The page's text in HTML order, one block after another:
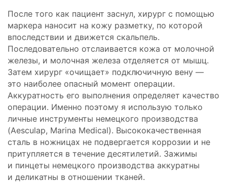
После того как пациент заснул, хирург с помощью
маркера наносит на кожу разметку, по которой
впоследствии и движется скальпель.
Последовательно отслаивается кожа от молочной
железы, и молочная железа отделяется от мышц.
Затем хирург «очищает» подключичную вену —
это наиболее опасный момент операции.
Аккуратность его выполнения определяет качество
операции. Именно поэтому я использую только
личные инструменты немецкого производства
(Aesculap, Marina Medical). Высококачественная
сталь в ножницах не подвергается коррозии и не
притупляется в течение десятилетий. Зажимы
и пинцеты немецкого производства аккуратны
и деликатны в отношении тканей.